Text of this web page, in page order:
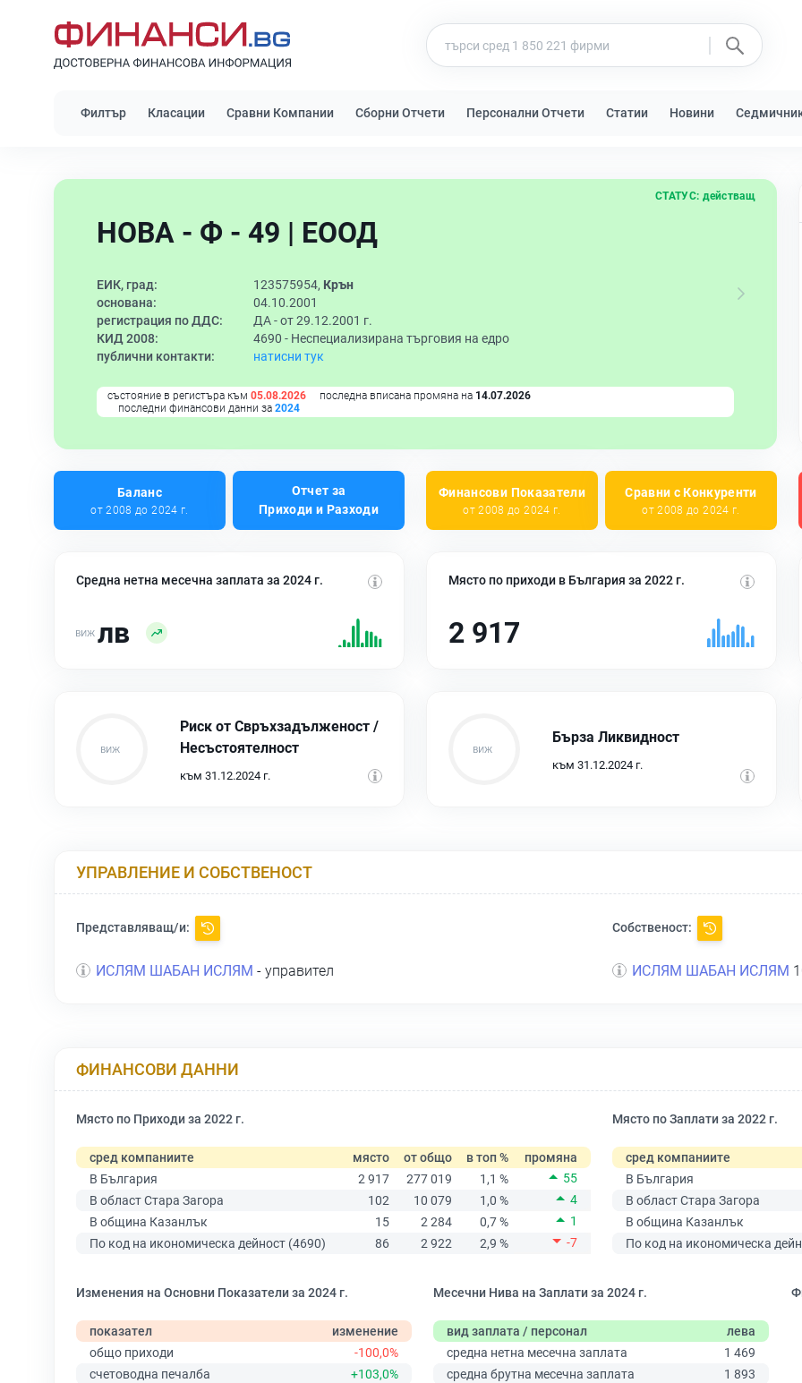
Филтър Класации Сравни Компании Сборни Отчети Персонални Отчети Статии Новини
НОВА - Ф - 49 | ЕООД
СТАТУС: действащ
ЕИК, град: 123575954, Крън
основана:
04.10.2001
регистрация по ДДС:
ДА - от 29.12.2001 г.
КИД 2008:
4690 - Неспециализирана търговия на едро
публични контакти:
натисни тук
състояние в регистъра към 05.08.2026 последна вписана промяна на 14.07.2026
последни финансови данни за 2024
Баланс
от 2008 до 2024 г.
Отчет за
Приходи и Разходи
Финансови Показатели
от 2008 до 2024 г.
Сравни с Конкуренти
от 2008 до 2024 г.
Средна нетна месечна заплата за 2024 г.
лв
Място по приходи в България за 2022 г.
2 917
Риск от Свръхзадълженост /
Несъстоятелност
към 31.12.2024 г.
Бърза Ликвидност
към 31.12.2024 г.
УПРАВЛЕНИЕ И СОБСТВЕНОСТ
Представляващ/и:
ИСЛЯМ ШАБАН ИСЛЯМ - управител
Собственост:
ИСЛЯМ ШАБАН ИСЛЯМ
ФИНАНСОВИ ДАННИ
Място по Приходи за 2022 г.
сред компаниите място от общо в топ %
промяна
В България
2 917 277 019 1,1 %
55
В област Стара Загора
102 10 079 1,0 %
4
В община Казанлък
15 2 284 0,7 %
1
По код на икономическа дейност (4690)
86 2 922 2,9 % -7
Място по Заплати за 2022 г.
сред компаниите
В България
В област Стара Загора
В община Казанлък
По код на икономическа
Изменения на Основни Показатели за 2024 г.
показател
изменение
общо приходи
-100,0%
счетоводна печалба
+103,0%
Месечни Нива на Заплати за 2024 г.
вид заплата / персонал
лева
средна нетна месечна заплата
1 469
средна брутна месечна заплата
1 893